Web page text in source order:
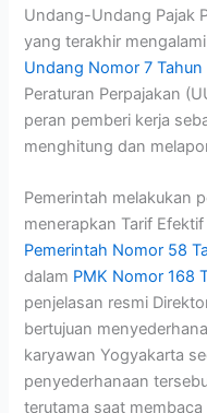
Undang-Undang Pajak
yang terakhir
Undang Nomor 7 Tahun
Peraturan Perpajakan
peran pemberi kerja
menghitung dan
Pemerintah melakukan
menerapkan Tarif
Pemerintah Nomor 58
dalam PMK Nomor 168
penjelasan resmi
bertujuan
karyawan Yogyakarta
penyederhanaan
terutama saat